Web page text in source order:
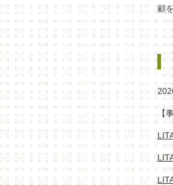
顧
【